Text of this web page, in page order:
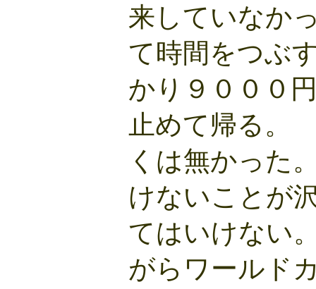
来していなか
て時間をつぶ
かり９０００
止めて帰る。
くは無かった
けないことが
てはいけない
がらワールド